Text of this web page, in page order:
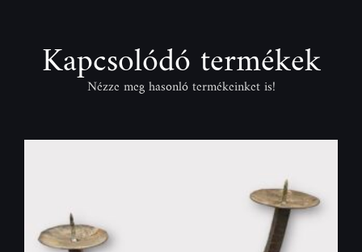
Kapcsolódó termékek
Nézze meg hasonló termékeinket is!